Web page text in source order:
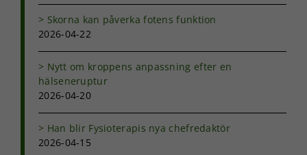
Skorna kan påverka fotens funktion
2026-04-22
Nytt om kroppens anpassning efter en
hälseneruptur
2026-04-20
Han blir Fysioterapis nya chefredaktör
2026-04-15
hur
används.
För att vår
hemsida ska